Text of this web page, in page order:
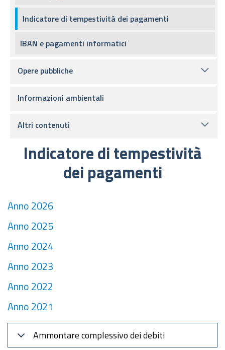
Indicatore di tempestività
dei pagamenti
Anno 2026
Anno 2025
Anno 2024
Anno 2023
Anno 2022
Anno 2021
Ammontare complessivo dei debiti
Indicatore di tempestività dei pagamenti
IBAN e pagamenti informatici
Opere pubbliche
Informazioni ambientali
Altri contenuti